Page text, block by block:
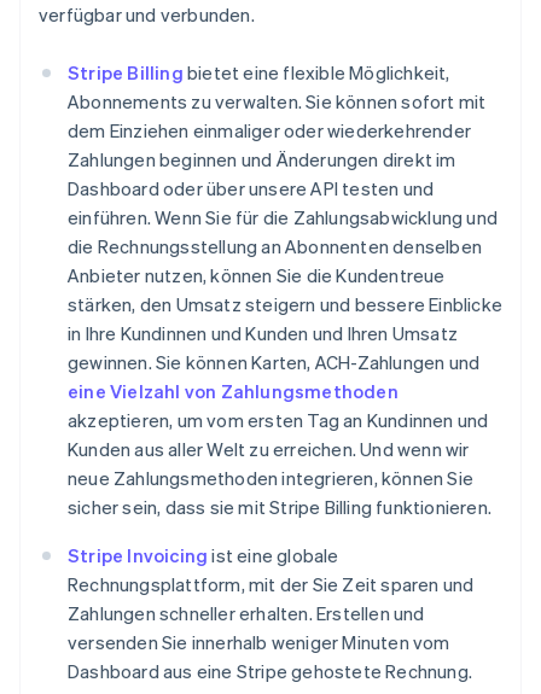
verfügbar und verbunden.
Stripe Billing bietet eine flexible Möglichkeit,
Abonnements zu verwalten. Sie können sofort mit
dem Einziehen einmaliger oder wiederkehrender
Zahlungen beginnen und Änderungen direkt im
Dashboard oder über unsere API testen und
einführen. Wenn Sie für die Zahlungsabwicklung und
die Rechnungsstellung an Abonnenten denselben
Anbieter nutzen, können Sie die Kundentreue
stärken, den Umsatz steigern und bessere Einblicke
in Ihre Kundinnen und Kunden und Ihren Umsatz
gewinnen. Sie können Karten, ACH-Zahlungen und
eine Vielzahl von Zahlungsmethoden
akzeptieren, um vom ersten Tag an Kundinnen und
Kunden aus aller Welt zu erreichen. Und wenn wir
neue Zahlungsmethoden integrieren, können Sie
sicher sein, dass sie mit Stripe Billing funktionieren.
Stripe Invoicing ist eine globale
Rechnungsplattform, mit der Sie Zeit sparen und
Zahlungen schneller erhalten. Erstellen und
versenden Sie innerhalb weniger Minuten vom
Dashboard aus eine Stripe gehostete Rechnung.
Australien
English
Belgien
NederlandsFrançaisDeutsch English
Brasilien